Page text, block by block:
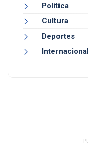
Política
Cultura
Deportes
-